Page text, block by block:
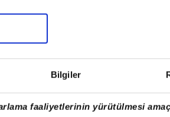
Bilgiler
faaliyetlerinin yürütülmesi